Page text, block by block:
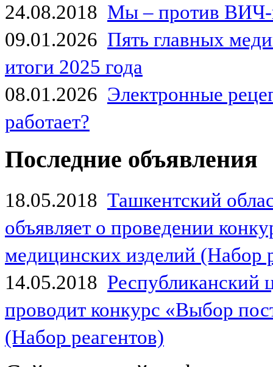
24.08.2018 Мы – против
09.01.2026 Пять главных
итоги 2025 года
08.01.2026 Электронные
работает?
Последние объявления
18.05.2018 Ташкентский
объявляет о проведении
медицинских изделий (Набор
14.05.2018
проводит конкурс «Выбор
(Набор реагентов)